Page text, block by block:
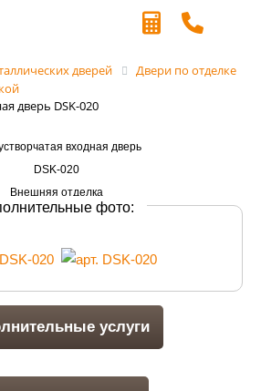
дверей
Двери по отделке
дверь DSK-020
фото:
услуги